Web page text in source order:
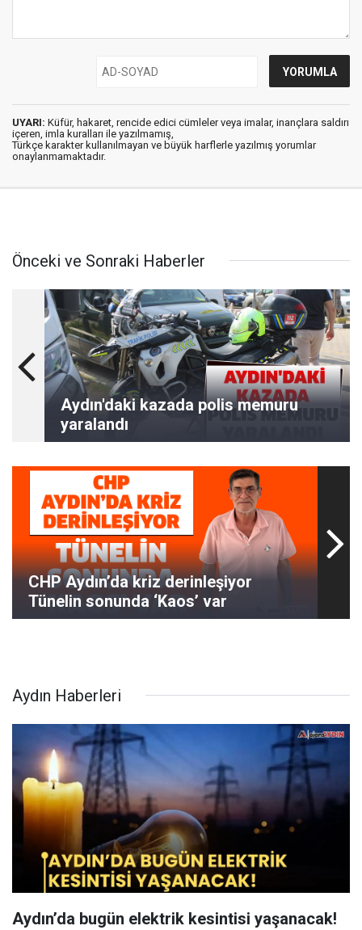
UYARI: Küfür, hakaret, rencide edici cümleler veya imalar, inançlara saldırı
içeren, imla kuralları ile yazılmamış,
Türkçe karakter kullanılmayan ve büyük harflerle yazılmış yorumlar
onaylanmamaktadır.
Önceki ve Sonraki Haberler
Aydın'daki kazada polis memuru
yaralandı
CHP Aydın’da kriz derinleşiyor
Tünelin sonunda ‘Kaos’ var
Aydın Haberleri
Aydın’da bugün elektrik kesintisi yaşanacak!